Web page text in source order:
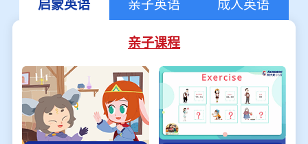
启蒙英语 亲子英语 成人英语
亲子课程